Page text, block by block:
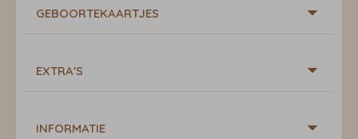
GEBOORTEKAARTJES
EXTRA'S
INFORMATIE